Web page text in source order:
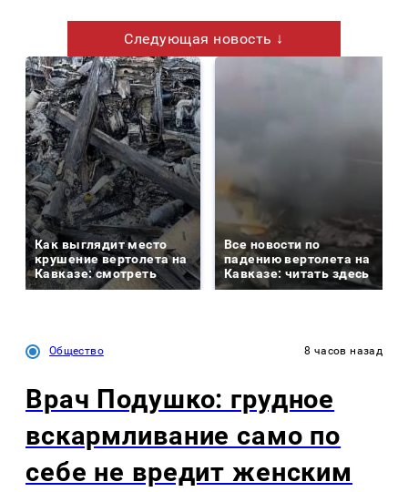
Следующая новость ↓
Как выглядит место
крушение вертолета на
Кавказе: смотреть
Все новости по
падению вертолета на
Кавказе: читать здесь
Общество 8 часов назад
Врач Подушко: грудное
вскармливание само по
себе не вредит женским